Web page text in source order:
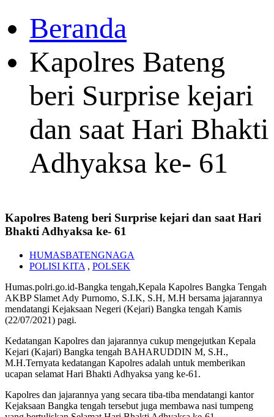
Beranda
Kapolres Bateng
beri Surprise kejari
dan saat Hari Bhakti
Adhyaksa ke- 61
Kapolres Bateng beri Surprise kejari dan saat Hari
Bhakti Adhyaksa ke- 61
HUMASBATENGNAGA
POLISI KITA , POLSEK
Humas.polri.go.id-Bangka tengah,Kepala Kapolres Bangka Tengah
AKBP Slamet Ady Purnomo, S.I.K, S.H, M.H bersama jajarannya
mendatangi Kejaksaan Negeri (Kejari) Bangka tengah Kamis
(22/07/2021) pagi.
Kedatangan Kapolres dan jajarannya cukup mengejutkan Kepala
Kejari (Kajari) Bangka tengah BAHARUDDIN M, S.H.,
M.H.Ternyata kedatangan Kapolres adalah untuk memberikan
ucapan selamat Hari Bhakti Adhyaksa yang ke-61.
Kapolres dan jajarannya yang secara tiba-tiba mendatangi kantor
Kejaksaan Bangka tengah tersebut juga membawa nasi tumpeng